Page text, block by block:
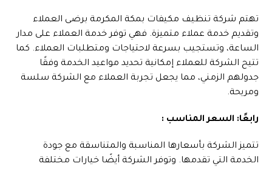
تهتم شركة تنظيف مكيفات بمكة المكرمة برضى العملاء
وتقديم خدمة عملاء متميزة. فهي توفر خدمة العملاء على مدار
الساعة، وتستجيب بسرعة لاحتياجات ومتطلبات العملاء. كما
تتيح الشركة للعملاء إمكانية تحديد مواعيد الخدمة وفقًا
جدولهم الزمني، مما يجعل تجربة العملاء مع الشركة سلسة
ومريحة.
رابعًا: السعر المناسب :
تتميز الشركة بأسعارها المناسبة والمتناسقة مع جودة
الخدمة التي تقدمها. وتوفر الشركة أيضًا خيارات مختلفة